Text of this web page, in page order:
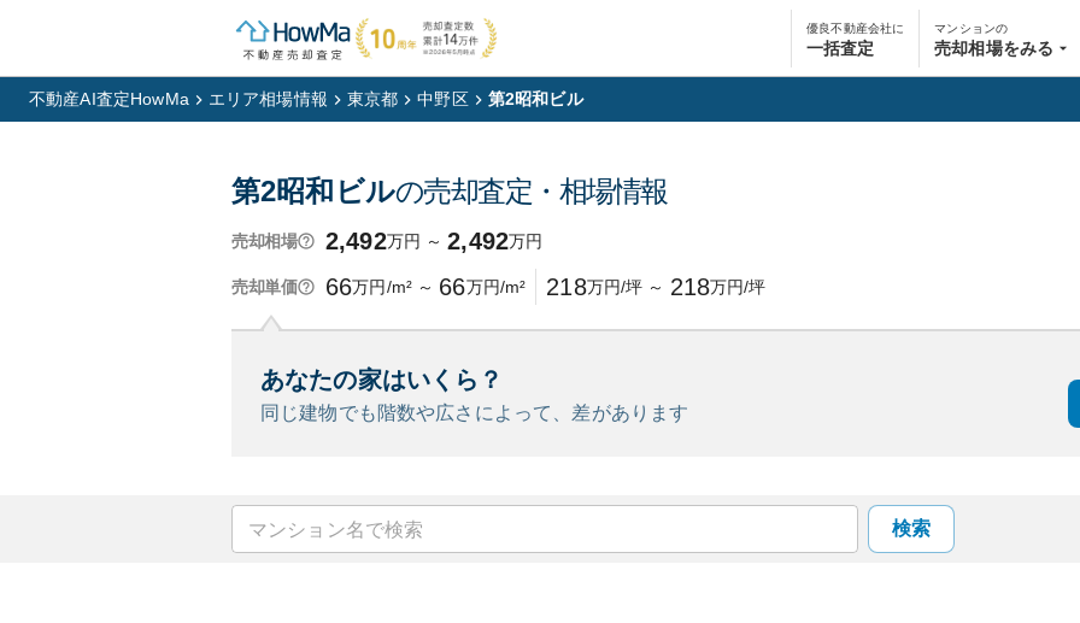
優良不動産会社に
一括査定
マンションの
売却相場をみる
不動産AI査定HowMa エリア相場情報 東京都 中野区 第2昭和ビル
第2昭和ビルの売却査定・相場情報
売却相場 2,492万円 ～ 2,492万円
売却単価 66万円/m² ～ 66万円/m² 218万円/坪 ～ 218万円/坪
あなたの家はいくら？
同じ建物でも階数や広さによって、 差があります
検索